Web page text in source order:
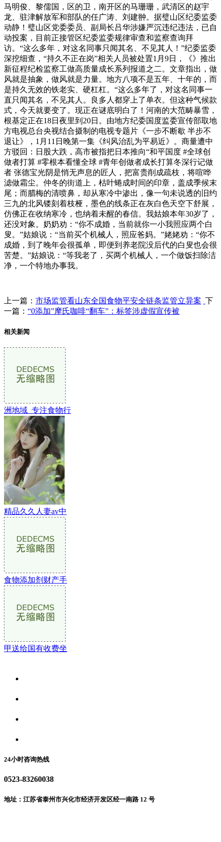
马明俊、黎儒国，区的卫，南开区的马珊珊，武清区的赵宇
龙、驻津解放军和部队的任广涛、刘建翀。据璧山区纪委监委
动静！璧山区党委委员、副局长吕华涉嫌严沉违纪违法，已自
动投案，目前正接管区纪委监委规律审查和监察查询拜
访。“这么多年，对这名同事只闻其名、不见其人！”纪委监委
深挖细查，“持久不正在岗”相关人员被处置1月9日，《》推出
新征程纪检监察工做高质量成长系列报道之二。文章指出，做
风就是抽象，做风就是力量。地方八项不是五年、十年的，而
是持久无效的铁老实、硬杠杠。“这么多年了，对这名同事一
直只闻其名，不见其人。良多人都穿上了单衣。但这种气候款
式，今天就要变了。现正在谜底明白了！河南的大范畴暴雪，
根基定正在18日夜里到20日。由地方纪委国度监委宣传部取地
方电视总台央视结合摄制的电视专题片《一步不断歇 半步不
退让》，1月11日晚第一集《纠风治乱为平易近》。商量遭中
方驳回：日股大跌，高市被指把日本推向“和平国度 #全球创
做者打算 #零根本看懂全球 #青年创做者成长打算冬深行记做
者 张德宝光阴是悄无声息的匠人，把富贵削成疏枝，将喧哗
滤做霜尘。仲冬的街道上，枯叶蜷成时间的印章，盖成季候末
尾；而腊梅的清喷鼻，却从寒冷中渗出，像一句未说透的旧约
三九的北风镂刻着枝桠，墨色的线条正在灰白色天空下舒展，
仿佛正在收纳寒冷，也纳着未醒的春信。我姑娘本年30岁了，
还没对象。奶奶劝：“你不成婚，当前就你一小我照应两个白
叟。”姑娘说：“当前买个机械人，照应爸妈。”姥姥劝：“你不
成婚，到了晚年会很孤单，即便到养老院没后代的白叟也会很
苦楚。”姑娘说：“等我老了，买两个机械人，一个做饭扫除洁
净，一个特地办事我。
上一篇： 市场监管看山东全国食物平安全链条监管立异案 下
一篇： “0添加”摩氏咖啡“翻车”：标签涉虚假宣传被
相关新闻
洲地域_专注食物行
精品久久人妻av中
食物添加剂财产手
甲送给国有收费坐
24小时咨询热线
0523-83260038
地址：江苏省泰州市兴化市经济开发区经一南路 12 号